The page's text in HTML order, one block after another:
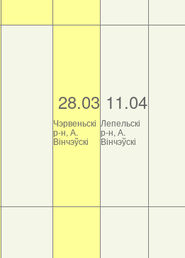
28.03
Чэрвеньскі
р-н, А.
Вінчэўскі
11.04
Лепельскі
р-н, А.
Вінчэўскі